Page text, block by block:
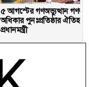
৫ আগস্টের গণঅভ্যুত্থান
অধিকার পুনঃপ্রতিষ্ঠার
প্রধানমন্ত্রী